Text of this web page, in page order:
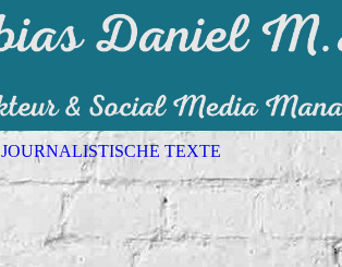
JOURNALISTISCHE TEXTE